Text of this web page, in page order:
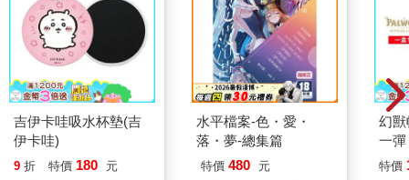
「好喔，我住塔巴德旅店。」
「我知道那間，一小時內會到。」她掛掉電話，我都來不及說再
見、我會準備好的、或是不用麻煩了，下地獄去吧妳。不過我是
不會這樣對麗莎說的，我實在太過欣賞她了，而且在許多層面
上，我都希望自己可以更像她，她奉獻一生助人，但我從來就搞
爸，不管行醫讓他變得多有錢，他總是有一半的病人是看免錢
的。
我爸的葬禮在華盛頓西北區舉行，是一次簡單卻規模浩大，又有
吉伊卡哇吸水杯墊(吉
伊卡哇)
9 折 特價 180 元
水平檔案-色・愛・
落・夢-總集篇
特價 480 元
幻
一彈
特價